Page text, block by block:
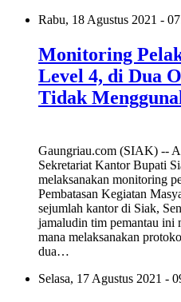
Rabu, 18 Agustus 2021 -
Monitoring
Level 4, di Dua
Tidak
Gaungriau.com (SIAK) --
Sekretariat Kantor Bupati
melaksanakan monitoring
Pembatasan Kegiatan
sejumlah kantor di Siak,
jamaludin tim pemantau ini
mana melaksanakan
dua…
Selasa, 17 Agustus 2021 -